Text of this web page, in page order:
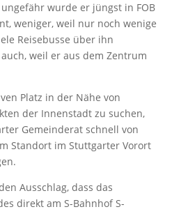
wurde er jüngst in FOB
weniger, weil nur noch wenige
Reisebusse über ihn
weil er aus dem Zentrum
Platz in der Nähe von
der Innenstadt zu suchen,
Gemeinderat schnell von
Standort im Stuttgarter Vorort
Ausschlag, dass das
direkt am S-Bahnhof S-